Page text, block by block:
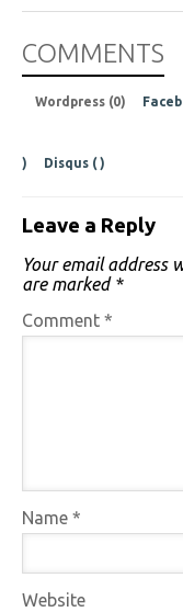
COMMENTS
Wordpress (0)
) Disqus ( )
Leave a Reply
Your email address
are marked *
Comment *
Name *
Website